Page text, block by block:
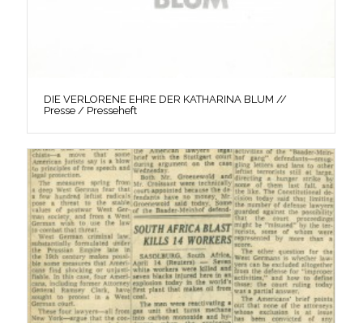
DIE VERLORENE EHRE DER KATHARINA BLUM //
Presse / Presseheft